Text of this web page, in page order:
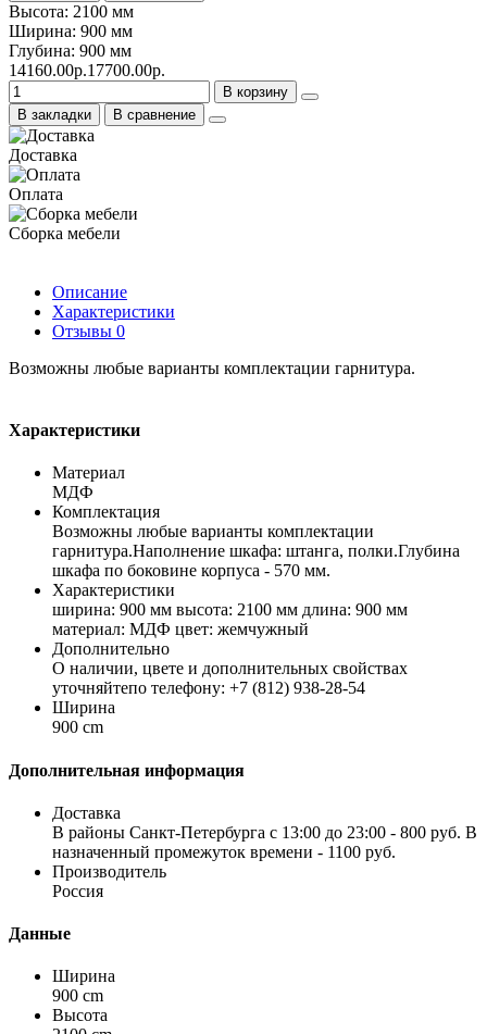
Высота: 2100 мм
Ширина: 900 мм
Глубина: 900 мм
14160.00р.17700.00р.
В корзину
В закладки
В сравнение
Доставка
Оплата
Сборка мебели
Описание
Характеристики
Отзывы 0
Возможны любые варианты комплектации гарнитура.
Характеристики
Материал
МДФ
Комплектация
Возможны любые варианты комплектации
гарнитура.Наполнение шкафа: штанга, полки.Глубина
шкафа по боковине корпуса - 570 мм.
Характеристики
ширина: 900 мм высота: 2100 мм длина: 900 мм
материал: МДФ цвет: жемчужный
Дополнительно
О наличии, цвете и дополнительных свойствах
уточняйтепо телефону: +7 (812) 938-28-54
Ширина
900 cm
Дополнительная информация
Доставка
В районы Санкт-Петербурга с 13:00 до 23:00 - 800 руб. В
назначенный промежуток времени - 1100 руб.
Производитель
Россия
Данные
Ширина
900 cm
Высота